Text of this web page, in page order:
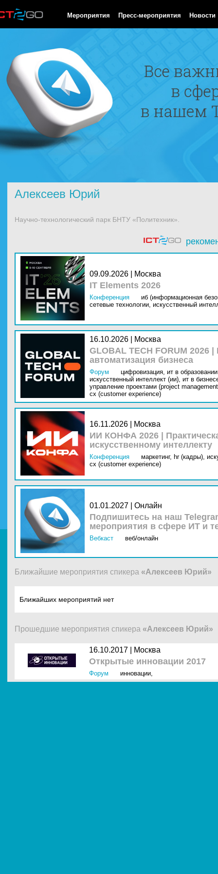
Мероприятия Пресс-мероприятия Новости
Алексеев Юрий
Научно-технологический парк БНТУ «Политехник».
09.09.2026 | Москва
IT Elements 2026
Конференция
иб (информационная
сетевые технологии, искусственный
16.10.2026 | Москва
GLOBAL TECH FORUM
автоматизация бизнеса
Форум цифровизация, ит в
искусственный интеллект (ии), ит в
управление проектами (project
cx (customer experience)
16.11.2026 | Москва
ИИ КОНФА 2026 |
искусственному интеллекту
Конференция маркетинг, hr (кадры),
cx (customer experience)
01.01.2027 | Онлайн
Подпишитесь на наш
мероприятия в сфере ИТ и
Вебкаст веб/онлайн
Ближайшие мероприятия спикера «Алексеев Юрий»
Ближайших мероприятий нет
Прошедшие мероприятия спикера «Алексеев Юрий»
16.10.2017 | Москва
Открытые инновации 2017
Форум инновации,